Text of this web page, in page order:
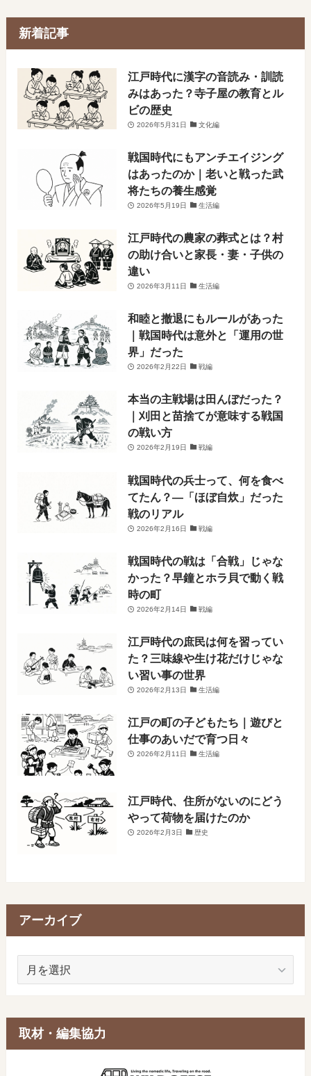
新着記事
​江戸時代に漢字の音読み・訓読
みはあった？寺子屋の教育とル
ビの歴史
2026年5月31日 文化編
戦国時代にもアンチエイジング
はあったのか｜老いと戦った武
将たちの養生感覚
2026年5月19日 生活編
江戸時代の農家の葬式とは？村
の助け合いと家長・妻・子供の
違い
2026年3月11日 生活編
和睦と撤退にもルールがあった
｜戦国時代は意外と「運用の世
界」だった
2026年2月22日 戦編
本当の主戦場は田んぼだった？
｜刈田と苗捨てが意味する戦国
の戦い方
2026年2月19日 戦編
戦国時代の兵士って、何を食べ
てたん？―「ほぼ自炊」だった
戦のリアル
2026年2月16日 戦編
戦国時代の戦は「合戦」じゃな
かった？早鐘とホラ貝で動く戦
時の町
2026年2月14日 戦編
江戸時代の庶民は何を習ってい
た？三味線や生け花だけじゃな
い習い事の世界
2026年2月13日 生活編
江戸の町の子どもたち｜遊びと
仕事のあいだで育つ日々
2026年2月11日 生活編
江戸時代、住所がないのにどう
やって荷物を届けたのか
2026年2月3日 歴史
アーカイブ
イ
ブ
取材・編集協力